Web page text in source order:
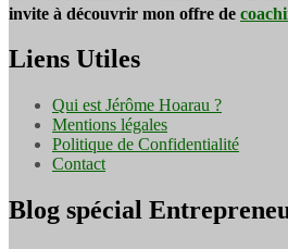
invite à découvrir mon offre de
Liens Utiles
Qui est Jérôme Hoarau ?
Mentions légales
Politique de Confidentialité
Contact
Blog spécial